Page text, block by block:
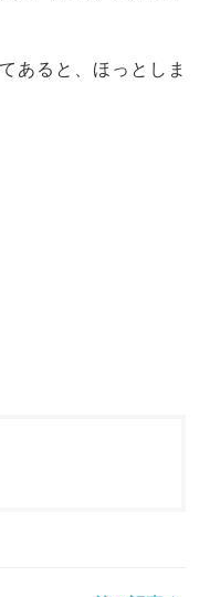
あると、ほっとしま